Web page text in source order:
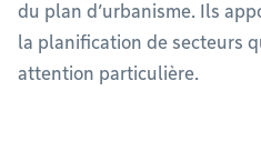
du plan d’urbanisme. Ils
la planification de secteurs
attention particulière.